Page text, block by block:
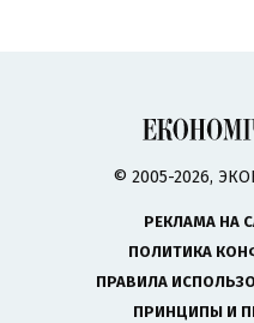
© 2005-2026,
РЕКЛАМА НА
ПОЛИТИКА
ПРАВИЛА
ПРИНЦИПЫ И